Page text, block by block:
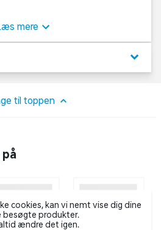
mere
keyboard_arrow_down
til toppen
på
cookies, kan vi nemt vise dig dine
besøgte produkter.
ændre det igen.